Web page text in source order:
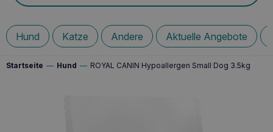
Hund Katze Andere Aktuelle Angebote
Startseite — Hund — ROYAL CANIN Hypoallergen Small Dog 3.5kg